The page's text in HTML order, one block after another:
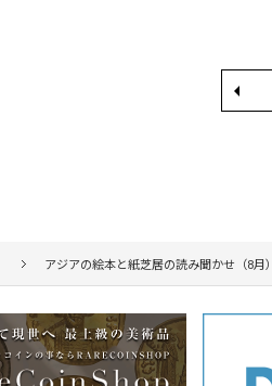
アジアの絵本と紙芝居の読み聞かせ（8月）